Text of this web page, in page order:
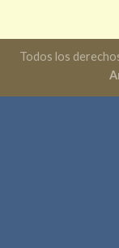
Todos los